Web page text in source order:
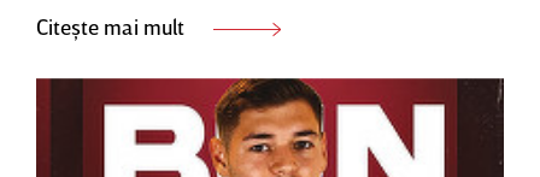
Citește mai mult